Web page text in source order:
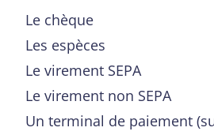
Le chèque
Les espèces
Le virement SEPA
Le virement non SEPA
Un terminal de paiement